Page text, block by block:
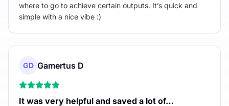
where to go to achieve certain outputs. It’s quick and
simple with a nice vibe :)
GD Gamertus D
It was very helpful and saved a lot of…